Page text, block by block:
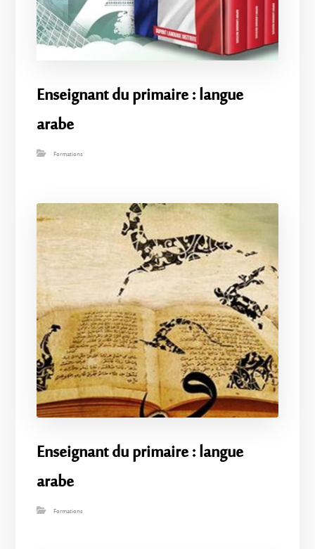
Enseignant du primaire : langue
arabe
Formations
Enseignant du primaire : langue
arabe
Formations